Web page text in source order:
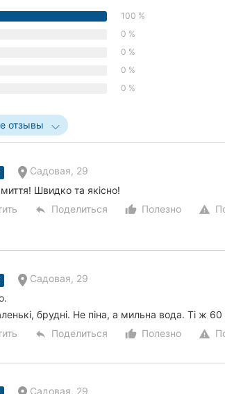
100 %
0 %
0 %
0 %
0 %
отзывы
Садовая, 29
миття! Швидко та якісно!
reply Поделиться thumb_up_alt
Полезно warning
Садовая, 29
брудні. Не піна, а мильна вода. Ті ж
reply Поделиться thumb_up_alt
Полезно warning
Садовая, 29